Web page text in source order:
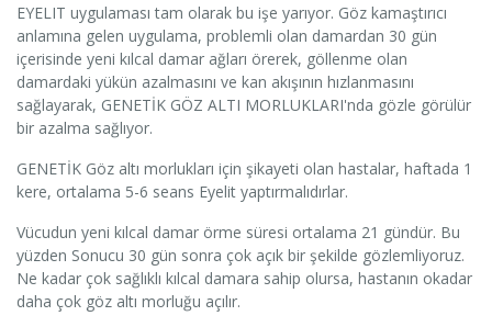
EYELIT uygulaması tam olarak bu işe yarıyor. Göz kamaştırıcı
anlamına gelen uygulama, problemli olan damardan 30 gün
içerisinde yeni kılcal damar ağları örerek, göllenme olan
damardaki yükün azalmasını ve kan akışının hızlanmasını
sağlayarak, GENETİK GÖZ ALTI MORLUKLARI'nda gözle görülür
bir azalma sağlıyor.
GENETİK Göz altı morlukları için şikayeti olan hastalar, haftada 1
kere, ortalama 5-6 seans Eyelit yaptırmalıdırlar.
Vücudun yeni kılcal damar örme süresi ortalama 21 gündür. Bu
yüzden Sonucu 30 gün sonra çok açık bir şekilde gözlemliyoruz.
Ne kadar çok sağlıklı kılcal damara sahip olursa, hastanın okadar
daha çok göz altı morluğu açılır.